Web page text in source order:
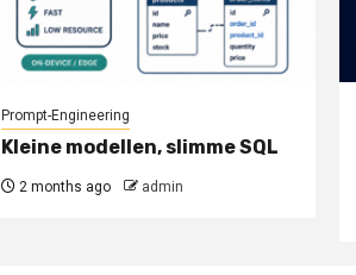
Prompt-Engineering
Kleine modellen, slimme SQL
2 months ago admin